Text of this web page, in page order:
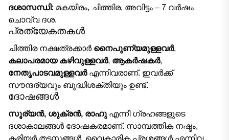
ദശാസന്ധി: മകയിരം, ചിത്തിര, അവിട്ടം – 7 വർഷം
ചൊവ്വ ദശ.
പ്രത്യേകതകൾ
ചിത്തിര നക്ഷത്രക്കാർ നൈപുണ്യമുള്ളവർ,
കലാപരമായ കഴിവുള്ളവർ, ആകർഷകർ,
നേതൃപാടവമുള്ളവർഎന്നിവരാണ്. ഇവർക്ക്
സൗന്ദര്യവും ബുദ്ധിശക്തിയും ഉണ്ട്.
ദോഷങ്ങൾ
സൂര്യൻ, ശുക്രൻ, രാഹു എന്നീ ഗ്രഹങ്ങളുടെ
ദശാകാലങ്ങൾ ദോഷകരമാണ്. സാമ്പത്തിക നഷ്ടം,
കരിയർ തടസ്സങ്ങൾ, വൈകാരിക പ്രശ്നങ്ങൾ എന്നിവ